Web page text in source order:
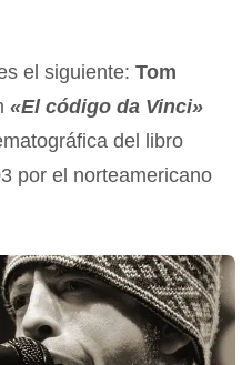
el siguiente: Tom
«El código da Vinci»
del libro
por el norteamericano